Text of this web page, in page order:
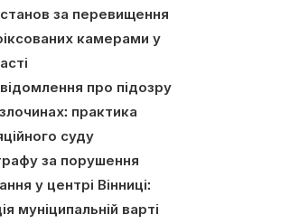
за перевищення
камерами у
про підозру
практика
суду
за порушення
у центрі Вінниці:
муніципальній варті